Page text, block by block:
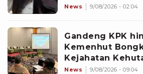
Pemegang Kartu
News 9/08/2026 - 02:04
Gandeng KPK
Kemenhut
Kejahatan
Liar
News 9/08/2026 - 09:04